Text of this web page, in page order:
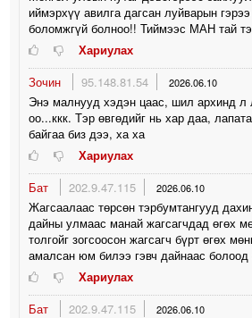
иймэрхүү авилга дагсан луйварын
боломжгүй болноо!! Тиймээс МАН тай
Хариулах
Зочин
95.148.81.54 2026.06.10
Энэ малнууд хэдэн цаас, шил архинд л
оо...ккк. Тэр өвгөдийг нь хар даа,
байгаа биз дээ, ха ха
Хариулах
Бат
202.9.47.115 2026.06.10
Жагсаалаас төрсөн тэрбумтангууд
дайны улмаас манай жагсагчдад өгөх
толгойг зогсоосон жагсагч бүрт өгөх
амалсан юм билээ гэвч дайнаас болоод
Хариулах
Бат
202.9.47.115 2026.06.10